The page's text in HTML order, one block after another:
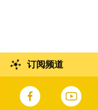
订阅频道